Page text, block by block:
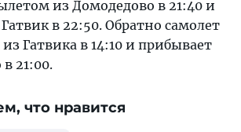
из Домодедово в 21:40 и
в 22:50. Обратно самолет
Гатвика в 14:10 и прибывает
21:00.
что нравится